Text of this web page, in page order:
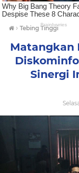
› Tebing Tinggi
Matangkan
Sinergi